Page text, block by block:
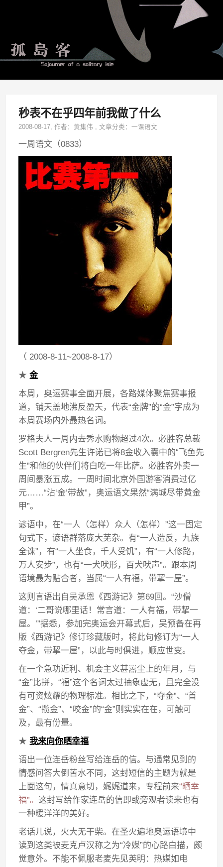
秒表不在乎四年前我做了什么
2008-08-17, 作者：黄集伟 ,文章分类：一课语文
一周语文（0833）
（ 2008-8-11~2008-8-17）
★金
本周，奥运赛事全面开展，各路媒体聚焦赛事报
道，铺天盖地沸反盈天，代表“金牌”的“金”字成为
本周赛场内外最热名词。
罗格夫人一周内去秀水购物超过4次。必胜客总裁
Scott Bergren先生许诺已将8金收入囊中的“飞鱼先
生”和他的伙伴们将白吃一年比萨。必胜客外卖一
周间暴涨五成。一周时间北京外国游客消费过亿
元……“沾‘金’带故”，奥运语文果然“满城尽带黄金
甲”。
谚语中，在“一人（怎样）众人（怎样）”这一固定
句式下，谚语群落庞大芜杂。有“一人造反，九族
全诛”，有“一人坐食，千人受饥”，有“一人修路，
万人安步”，也有“一犬吠形，百犬吠声”。跟本周
语境最为贴合者，当属“一人有福，带挈一屋”。
这则言语出自吴承恩《西游记》第69回。“沙僧
道：‘二哥说哪里话！常言道：一人有福，带挈一
屋。’”据悉，参加完奥运会开幕式后，吴预备在再
版《西游记》修订珍藏版时，将此句修订为“一人
夺金，带挈一屋”，以此与时俱进，顺应世变。
在一个急功近利、机会主义甚嚣尘上的年月，与
“金”比拼，“福”这个名词太过抽象虚无，且完全没
有可资炫耀的物理标准。相比之下，“夺金”、“首
金”、“揽金”、“咬金”的“金”则实实在在，可触可
及，最有份量。
★我来向你晒幸福
语出一位连岳粉丝写给连岳的信。与通常见到的
情感问答大倒苦水不同，这封短信的主题为就是
上面这句，情真意切，娓娓道来，专程前来“晒幸
福”。这封写给作家连岳的信即或旁观者读来也有
一种暖洋洋的美好。
老话儿说，火大无干柴。在圣火遍地奥运语境中
读到这类被麦克卢汉称之为“冷媒”的心路白描，颇
觉意外。不能不佩服老麦先见英明：热媒如电